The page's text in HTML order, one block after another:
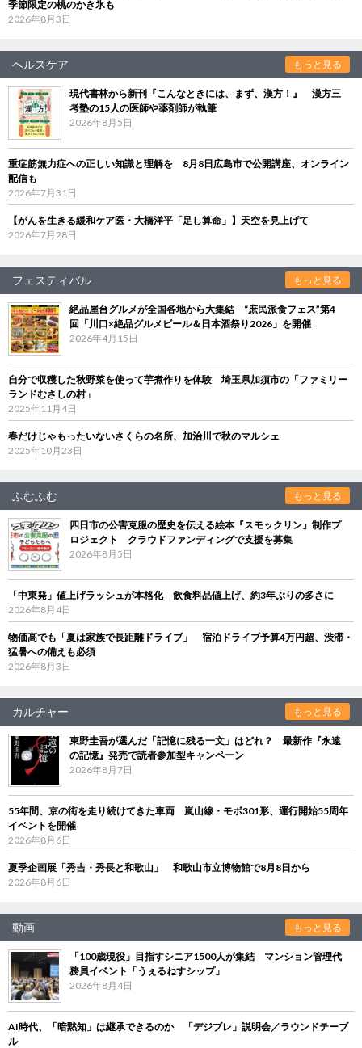
季節限定の桃のかき氷も
2026年8月3日
ヘルスケア もっと見る
現代書林から新刊『こんなときには、まず、漢方！』 漢方三
考塾の15人の医師や薬剤師が執筆
2026年8月5日
重症筋無力症への正しい知識と理解を 8月8日広島市で公開講座、オンライン
配信も
2026年7月31日
【がんを生きる緩和ケア医・大橋洋平「足し算命」】天空を見上げて
2026年7月28日
フェスティバル もっと見る
絶品屋台グルメが全国各地から大集結 “庶民派食フェス”第4
回「川口×絶品グルメビール＆日本酒祭り2026」を開催
2026年4月15日
自分で収穫した秋野菜を使って芋煮作りを体験 埼玉県加須市の「ファミリー
ランドむさしの村」
2025年11月4日
春だけじゃもったいないさくらの名所、加治川で秋のマルシェ
2025年10月23日
ふむふむ もっと見る
四日市の公害克服の歴史を伝える絵本『スモックリン』制作プ
ロジェクト クラウドファンディングで支援を募集
2026年8月5日
「中東発」値上げラッシュが本格化 飲食料品値上げ、約3年ぶりの多さに
2026年8月4日
物価高でも「夏は家族で長距離ドライブ」 宿泊ドライブ予算4万円超、渋滞・
猛暑への備えも必須
2026年8月3日
カルチャー もっと見る
東野圭吾が選んだ「記憶に残る一文」はどれ？ 最新作『永遠
の記憶』発売で読者参加型キャンペーン
2026年8月7日
55年間、京の街を走り続けてきた車両 嵐山線・モボ301形、運行開始55周年
イベントを開催
2026年8月6日
夏季企画展「秀吉・秀長と和歌山」 和歌山市立博物館で8月8日から
2026年8月6日
動画 もっと見る
「100歳現役」目指すシニア1500人が集結 マンション管理代
務員イベント「うぇるねすシップ」
2026年8月4日
AI時代、「暗黙知」は継承できるのか 「デジブレ」説明会／ラウンドテーブ
ル